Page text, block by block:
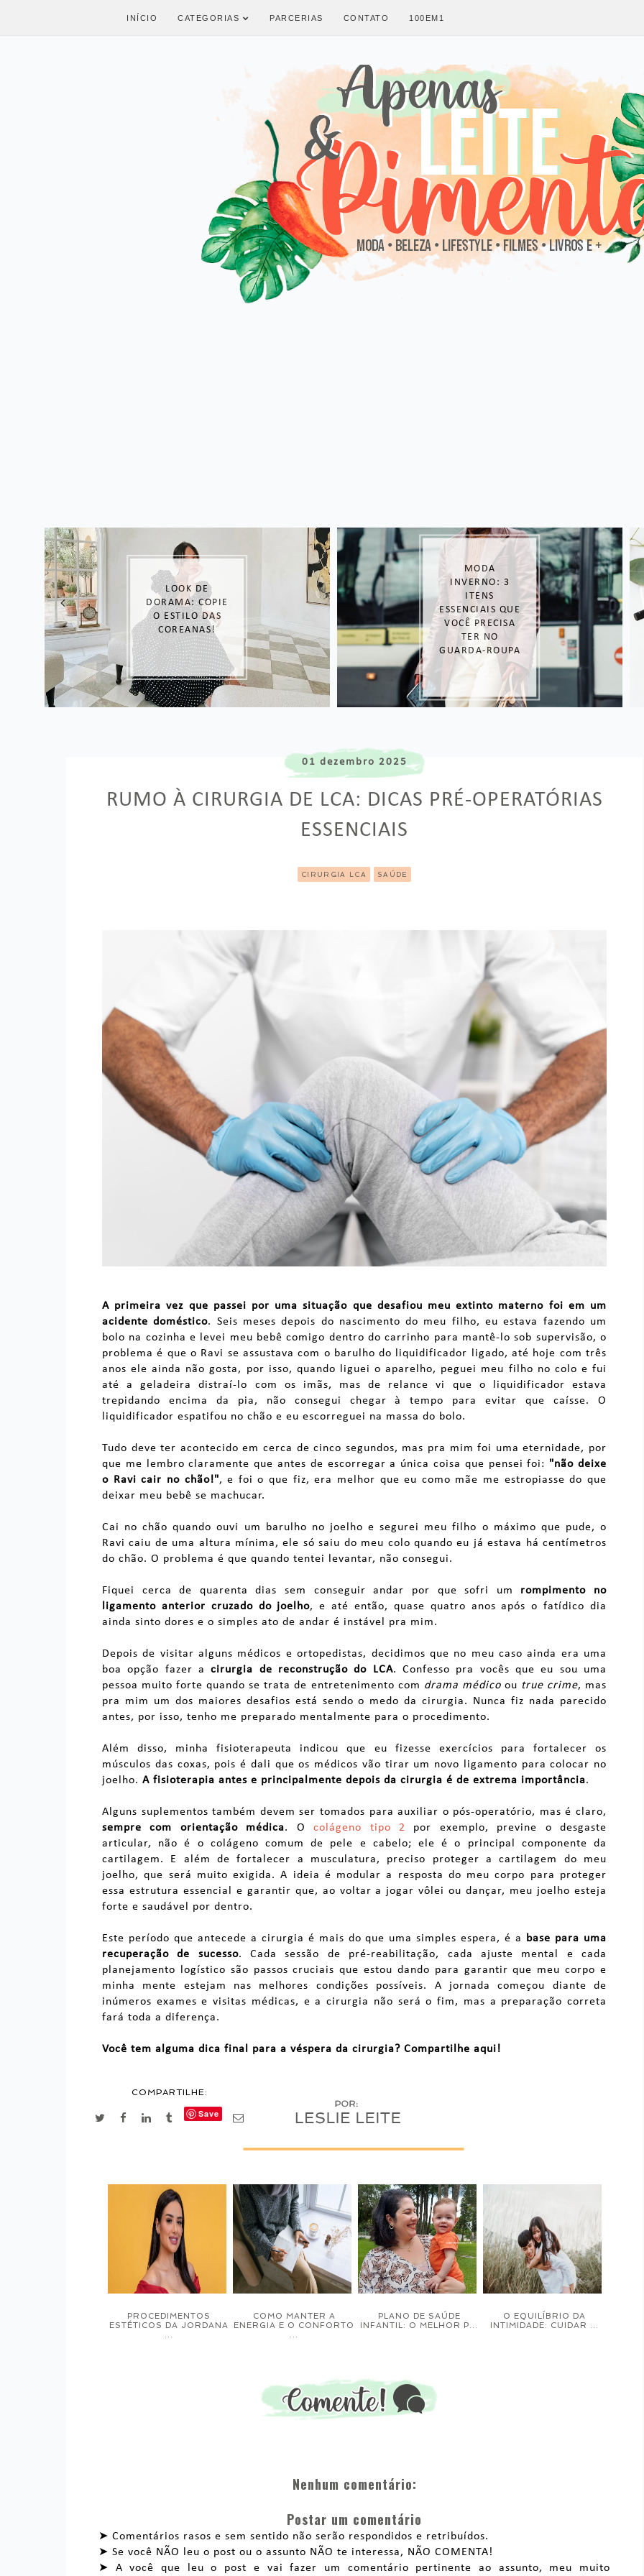
INÍCIO CATEGORIAS PARCERIAS CONTATO 100EM1
LOOK DE
DORAMA: COPIE
O ESTILO DAS
COREANAS!
MODA
INVERNO: 3
ITENS
ESSENCIAIS QUE
VOCÊ PRECISA
TER NO
GUARDA-ROUPA
01 dezembro 2025
RUMO À CIRURGIA DE LCA: DICAS PRÉ-OPERATÓRIAS
ESSENCIAIS
CIRURGIA LCA SAÚDE
A primeira vez que passei por uma situação que desafiou meu extinto materno foi em um
acidente doméstico. Seis meses depois do nascimento do meu filho, eu estava fazendo um
bolo na cozinha e levei meu bebê comigo dentro do carrinho para mantê-lo sob supervisão, o
problema é que o Ravi se assustava com o barulho do liquidificador ligado, até hoje com três
anos ele ainda não gosta, por isso, quando liguei o aparelho, peguei meu filho no colo e fui
até a geladeira distraí-lo com os imãs, mas de relance vi que o liquidificador estava
trepidando encima da pia, não consegui chegar à tempo para evitar que caísse. O
liquidificador espatifou no chão e eu escorreguei na massa do bolo.
Tudo deve ter acontecido em cerca de cinco segundos, mas pra mim foi uma eternidade, por
que me lembro claramente que antes de escorregar a única coisa que pensei foi: "não deixe
o Ravi cair no chão!", e foi o que fiz, era melhor que eu como mãe me estropiasse do que
deixar meu bebê se machucar.
Cai no chão quando ouvi um barulho no joelho e segurei meu filho o máximo que pude, o
Ravi caiu de uma altura mínima, ele só saiu do meu colo quando eu já estava há centímetros
do chão. O problema é que quando tentei levantar, não consegui.
Fiquei cerca de quarenta dias sem conseguir andar por que sofri um rompimento no
ligamento anterior cruzado do joelho, e até então, quase quatro anos após o fatídico dia
ainda sinto dores e o simples ato de andar é instável pra mim.
Depois de visitar alguns médicos e ortopedistas, decidimos que no meu caso ainda era uma
boa opção fazer acirurgia de reconstrução do LCA. Confesso pra vocês que eu sou uma
pessoa muito forte quando se trata de entretenimento com drama médicoou true crime, mas
pra mim um dos maiores desafios está sendo o medo da cirurgia. Nunca fiz nada parecido
antes, por isso, tenho me preparado mentalmente para o procedimento.
Além disso, minha fisioterapeuta indicou que eu fizesse exercícios para fortalecer os
músculos das coxas, pois é dali que os médicos vão tirar um novo ligamento para colocar no
joelho. A fisioterapia antes e principalmente depois da cirurgia é de extrema importância.
Alguns suplementos também devem ser tomados para auxiliar o pós-operatório, mas é claro,
sempre com orientação médica. Ocolágeno tipo 2 por exemplo, previne o desgaste
articular, não é o colágeno comum de pele e cabelo; ele é o principal componente da
cartilagem.
E a lém de fortalecer a musculatura, preciso proteger a cartilagem do meu
joelho, que será muito exigida.A ideia é modular a resposta do meu corpo para proteger
essa estrutura essencial e garantir que, ao voltar a jogar vôlei ou dançar, meu joelho esteja
forte e saudável por dentro.
Este período que antecede a cirurgia é mais do que uma simples espera, é a base para uma
recuperação de sucesso. Cada sessão de pré-reabilitação, cada ajuste mental e cada
planejamento logístico são passos cruciais que estou dando para garantir que meu corpo e
minha mente estejam nas melhores condições possíveis. A jornada começou diante de
inúmeros exames e visitas médicas, e a cirurgia não será o fim, mas a preparação correta
fará toda a diferença.
Você tem alguma dica final para a véspera da cirurgia? Compartilhe aqui!
COMPARTILHE:
Save
PROCEDIMENTOS
ESTÉTICOS DA JORDANA
...
COMO MANTER A
ENERGIA E O CONFORTO
...
PLANO DE SAÚDE
INFANTIL: O MELHOR P...
O EQUILÍBRIO DA
INTIMIDADE: CUIDAR ...
Nenhum comentário:
Postar um comentário
➤ Comentários rasos e sem sentido não serão respondidos e retribuídos.
➤ Se você NÃO leu o post ou o assunto NÃO te interessa, NÃO COMENTA!
➤ A você que leu o post e vai fazer um comentário pertinente ao assunto, meu muito